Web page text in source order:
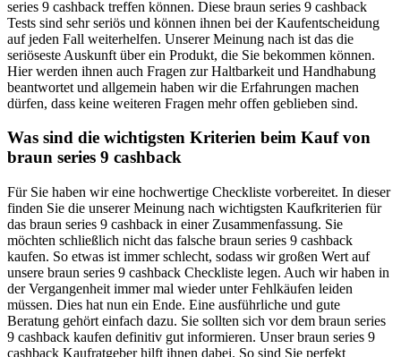
series 9 cashback treffen können. Diese braun series 9 cashback
Tests sind sehr seriös und können ihnen bei der Kaufentscheidung
auf jeden Fall weiterhelfen. Unserer Meinung nach ist das die
seriöseste Auskunft über ein Produkt, die Sie bekommen können.
Hier werden ihnen auch Fragen zur Haltbarkeit und Handhabung
beantwortet und allgemein haben wir die Erfahrungen machen
dürfen, dass keine weiteren Fragen mehr offen geblieben sind.
Was sind die wichtigsten Kriterien beim Kauf von
braun series 9 cashback
Für Sie haben wir eine hochwertige Checkliste vorbereitet. In dieser
finden Sie die unserer Meinung nach wichtigsten Kaufkriterien für
das braun series 9 cashback in einer Zusammenfassung. Sie
möchten schließlich nicht das falsche braun series 9 cashback
kaufen. So etwas ist immer schlecht, sodass wir großen Wert auf
unsere braun series 9 cashback Checkliste legen. Auch wir haben in
der Vergangenheit immer mal wieder unter Fehlkäufen leiden
müssen. Dies hat nun ein Ende. Eine ausführliche und gute
Beratung gehört einfach dazu. Sie sollten sich vor dem braun series
9 cashback kaufen definitiv gut informieren. Unser braun series 9
cashback Kaufratgeber hilft ihnen dabei. So sind Sie perfekt